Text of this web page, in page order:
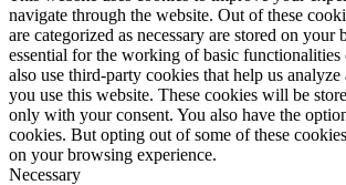
navigate through the website. Out of these
are categorized as necessary are stored on your
essential for the working of basic functionalities
also use third-party cookies that help us
you use this website. These cookies will be
only with your consent. You also have the
cookies. But opting out of some of these
on your browsing experience.
Necessary